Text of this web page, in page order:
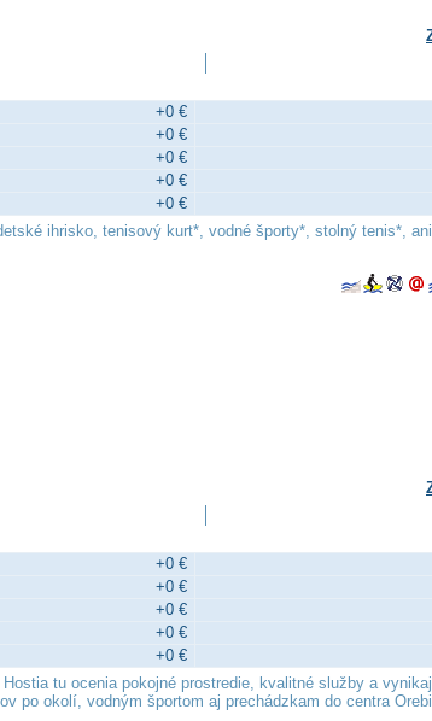
+0 €
+0 €
+0 €
+0 €
+0 €
ihrisko, tenisový kurt*, vodné športy*, stolný tenis*,
+0 €
+0 €
+0 €
+0 €
+0 €
tu ocenia pokojné prostredie, kvalitné služby a
po okolí, vodným športom aj prechádzkam do centra